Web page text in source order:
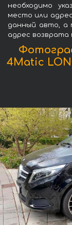
необходимо
место или
данный авто, а
адрес возврата
4Matic